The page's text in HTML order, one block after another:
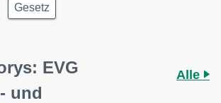
Gesetz
EVG
und
Alle